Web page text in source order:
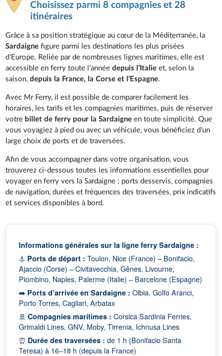
Choisissez parmi 8 compagnies et 28
itinéraires
Grâce à sa position stratégique au cœur de la Méditerranée, la
Sardaigne figure parmi les destinations les plus prisées
d’Europe. Reliée par de nombreuses lignes maritimes, elle est
accessible en ferry toute l’annéedepuis l’Italie et, selon la
saison,depuis la France, la Corse et l’Espagne.
Avec Mr Ferry, il est possible de comparer facilement les
horaires, les tarifs et les compagnies maritimes, puis de réserver
votre billet de ferry pour la Sardaigne en toute simplicité. Que
vous voyagiez à pied ou avec un véhicule, vous bénéficiez d’un
large choix de ports et de traversées.
Afin de vous accompagner dans votre organisation, vous
trouverez ci-dessous toutes les informations essentielles pour
voyager en ferry vers la Sardaigne : ports desservis, compagnies
de navigation, durées et fréquences des traversées, prix indicatifs
et services disponibles à bord.
Informations générales sur la ligne ferry Sardaigne :
⚓ Ports de départ : Toulon, Nice (France) – Bonifacio,
Ajaccio (Corse) – Civitavecchia, Gênes, Livourne,
Piombino, Naples, Palerme (Italie) – Barcelone (Espagne)
➡️ Ports d’arrivée en Sardaigne : Olbia, Golfo Aranci,
Porto Torres, Cagliari, Arbatax
🚢Compagnies maritimes : Corsica Sardinia Ferries,
Grimaldi Lines, GNV, Moby, Tirrenia, Ichnusa Lines
⏰ Durée des traversées : de 1 h (Bonifacio Santa
Teresa) à 16–18 h (depuis la France)